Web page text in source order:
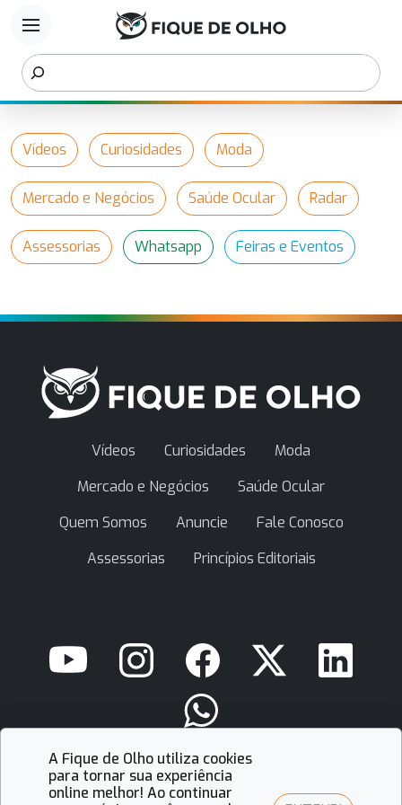
menu
Vídeos Curiosidades Moda
Mercado e Negócios Saúde Ocular Radar
Assessorias Whatsapp Feiras e Eventos
Vídeos Curiosidades
Moda
Mercado e Negócios
Saúde Ocular
Quem Somos
Anuncie
Fale Conosco
Assessorias
Princípios Editoriais
contato@fiquedeolho.com.br
A Fique de Olho utiliza cookies
para tornar sua experiência
online melhor! Ao continuar